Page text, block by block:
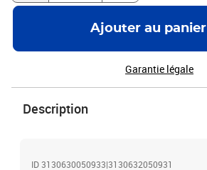
Ajouter au panier
Garantie légale
Description
ID 3130630050933|3130632050931